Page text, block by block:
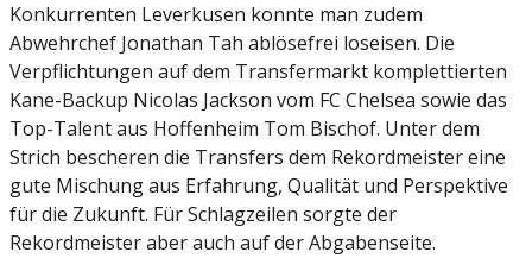
Konkurrenten Leverkusen konnte man zudem
Abwehrchef Jonathan Tah ablösefrei loseisen. Die
Verpflichtungen auf dem Transfermarkt komplettierten
Kane-Backup Nicolas Jackson vom FC Chelsea sowie das
Top-Talent aus Hoffenheim Tom Bischof. Unter dem
Strich bescheren die Transfers dem Rekordmeister eine
gute Mischung aus Erfahrung, Qualität und Perspektive
für die Zukunft. Für Schlagzeilen sorgte der
Rekordmeister aber auch auf der Abgabenseite.